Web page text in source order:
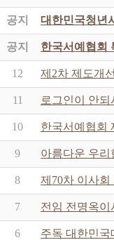
공지 대한민국청년
공지 한국서예협회
12 제2차 제도개
11 로그인이 안
10 한국서예협회
9 아름다운 우리
8 제70차 이사회
7 전임 전명옥이
6 주독 대한민